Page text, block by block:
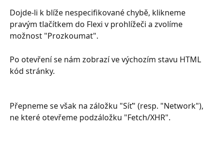
Dojde-li k blíže nespecifikované chybě, klikneme
pravým tlačítkem do Flexi v prohlížeči a zvolíme
možnost "Prozkoumat".
Po otevření se nám zobrazí ve výchozím stavu HTML
kód stránky.
Přepneme se však na záložku "Síť" (resp. "Network"),
ne které otevřeme podzáložku "Fetch/XHR".